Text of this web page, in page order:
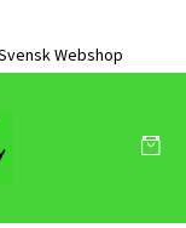
Webshop